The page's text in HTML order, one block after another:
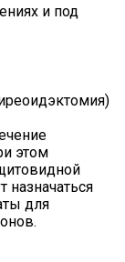
и под
этом
назначаться
для